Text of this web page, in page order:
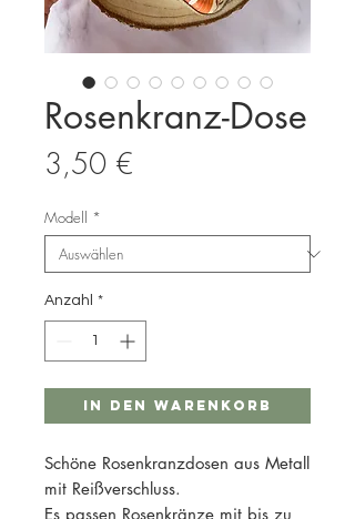
Rosenkranz-Dose
3,50 €
Modell *
Anzahl *
In den Warenkorb
Schöne Rosenkranzdosen aus Metall
mit Reißverschluss.
Es passen Rosenkränze mit bis zu